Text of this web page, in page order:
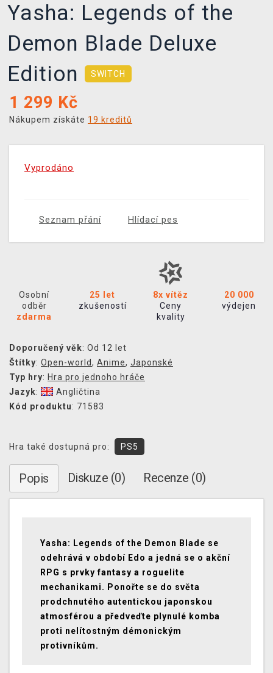
Yasha: Legends of the
Demon Blade Deluxe
Edition
SWITCH
1 299 Kč
Nákupem získáte 19 kreditů
Vyprodáno
Seznam přání Hlídací pes
Osobní
odběr
zdarma
25 let
zkušeností
8x vítěz
Ceny
kvality
20 000
výdejen
Doporučený věk: Od 12 let
Štítky: Open-world, Anime, Japonské
Typ hry: Hra pro jednoho hráče
Jazyk:
Angličtina
Kód produktu: 71583
Hra také dostupná pro: PS5
Popis Diskuze (0) Recenze (0)
Yasha: Legends of the Demon Blade se
odehrává v období Edo a jedná se o akční
RPG s prvky fantasy a roguelite
mechanikami. Ponořte se do světa
prodchnutého autentickou japonskou
atmosférou a předveďte plynulé komba
proti nelítostným démonickým
protivníkům.